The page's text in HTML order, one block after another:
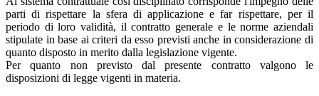
parti di rispettare la sfera di applicazione e far rispettare, per il
periodo di loro validità, il contratto generale e le norme aziendali
stipulate in base ai criteri da esso previsti anche in considerazione di
quanto disposto in merito dalla legislazione vigente.
Per quanto non previsto dal presente contratto valgono le
disposizioni di legge vigenti in materia.